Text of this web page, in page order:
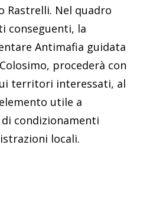
Rastrelli. Nel quadro
conseguenti, la
Antimafia guidata
procederà con
territori interessati, al
utile a
condizionamenti
locali.